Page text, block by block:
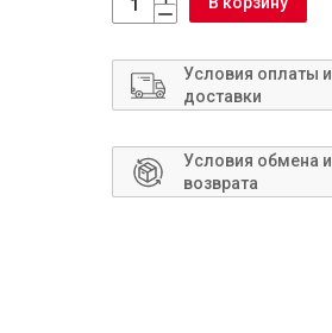
Условия оплаты и
доставки
Условия обмена и
возврата
Сантехника